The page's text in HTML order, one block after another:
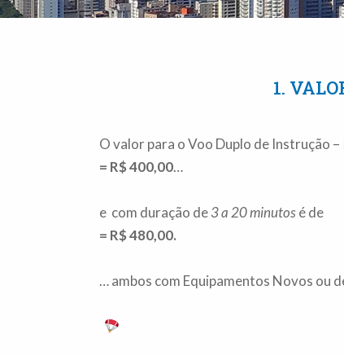
1.
O valor para o Voo Duplo de Instrução
= R$ 400,00…
e com duração de3 a 20 minutosé de
= R$ 480,00.
… ambos com Equipamentos Novos ou